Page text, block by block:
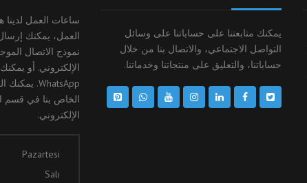
يمكنك متابعتنا على حساباتنا على وسائل
التواصل الاجتماعي، والاتصال بنا من خلال
حساباتنا، والتعليق على منتجاتنا وخدماتنا.
ساعات العمل
العمل، يمكنك
نموذج الاتصال
الإلكتروني. أو
الخاص بنا في قسم
الإلكتروني.
Pazartesi
Salı